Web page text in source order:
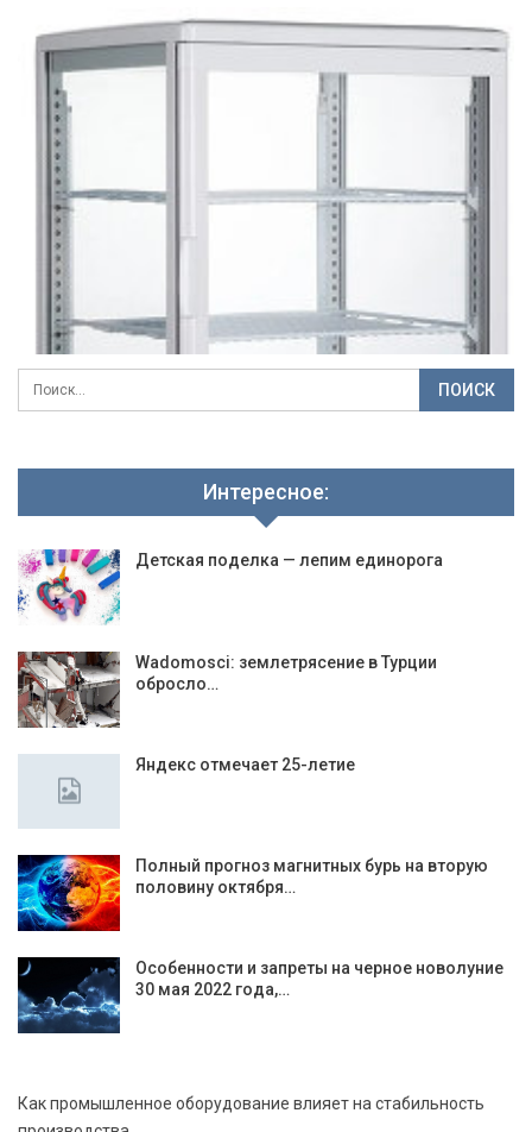
Интересное:
Детская поделка — лепим единорога
Wadomosci: землетрясение в Турции
обросло…
Яндекс отмечает 25-летие
Полный прогноз магнитных бурь на вторую
половину октября…
Особенности и запреты на черное новолуние
30 мая 2022 года,…
Как промышленное оборудование влияет на стабильность